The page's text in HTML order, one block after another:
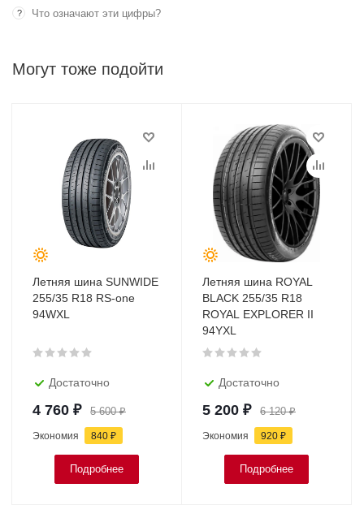
? Что означают эти цифры?
Могут тоже подойти
Летняя шина SUNWIDE
255/35 R18 RS-one
94WXL
Достаточно
4 760 ₽ 5 600₽
Экономия 840 ₽
Подробнее
Летняя шина ROYAL
BLACK 255/35 R18
ROYAL EXPLORER II
94YXL
Достаточно
5 200 ₽ 6 120₽
Экономия 920 ₽
Подробнее